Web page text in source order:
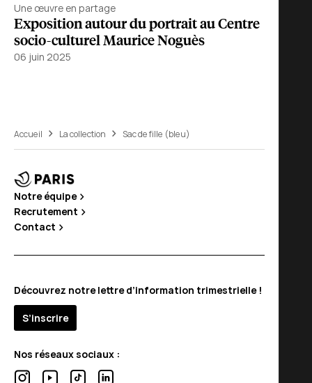
Une œuvre en partage
Exposition autour du portrait au Centre
socio-culturel Maurice Noguès
06 juin 2025
Accueil La collection Sac de fille (bleu)
Notre équipe
Recrutement
Contact
Découvrez notre lettre d’information trimestrielle !
S’inscrire
Nos réseaux sociaux :